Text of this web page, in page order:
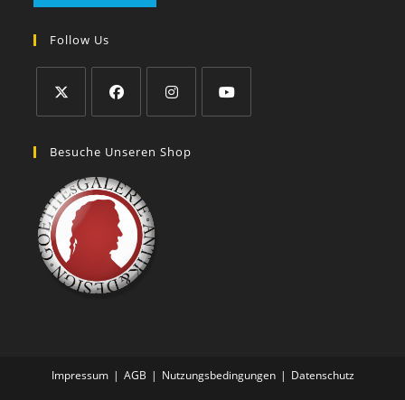
Follow Us
Besuche Unseren Shop
Impressum AGB Nutzungsbedingungen Datenschutz